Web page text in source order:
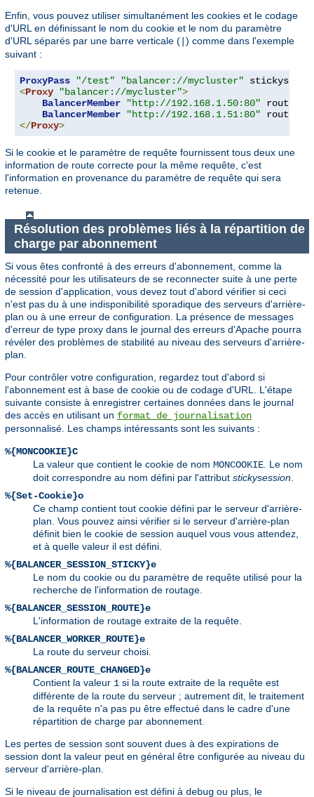
Enfin, vous pouvez utiliser simultanément les cookies et le codage
d'URL en définissant le nom du cookie et le nom du paramètre
d'URL séparés par une barre verticale ( ) comme dans l'exemple
suivant :
ProxyPass "/test" "balancer://mycluster"
<Proxy "balancer://mycluster">
BalancerMember
"http://192.168.1.50:80" route
BalancerMember
"http://192.168.1.51:80" route
</Proxy>
Si le cookie et le paramètre de requête fournissent tous deux une
information de route correcte pour la même requête, c'est
l'information en provenance du paramètre de requête qui sera
retenue.
Résolution des problèmes liés à la répartition de
charge par abonnement
Si vous êtes confronté à des erreurs d'abonnement, comme la
nécessité pour les utilisateurs de se reconnecter suite à une perte
de session d'application, vous devez tout d'abord vérifier si ceci
n'est pas du à une indisponibilité sporadique des serveurs d'arrière-
plan ou à une erreur de configuration. La présence de messages
d'erreur de type proxy dans le journal des erreurs d'Apache pourra
révéler des problèmes de stabilité au niveau des serveurs d'arrière-
plan.
Pour contrôler votre configuration, regardez tout d'abord si
l'abonnement est à base de cookie ou de codage d'URL. L'étape
suivante consiste à enregistrer certaines données dans le journal
des accès en utilisant un format de journalisation
personnalisé. Les champs intéressants sont les suivants :
%{MONCOOKIE}C
La valeur que contient le cookie de nom MONCOOKIE. Le nom
doit correspondre au nom défini par l'attribut stickysession.
%{Set-Cookie}o
Ce champ contient tout cookie défini par le serveur d'arrière-
plan. Vous pouvez ainsi vérifier si le serveur d'arrière-plan
définit bien le cookie de session auquel vous vous attendez,
et à quelle valeur il est défini.
%{BALANCER_SESSION_STICKY}e
Le nom du cookie ou du paramètre de requête utilisé pour la
recherche de l'information de routage.
%{BALANCER_SESSION_ROUTE}e
L'information de routage extraite de la requête.
%{BALANCER_WORKER_ROUTE}e
La route du serveur choisi.
%{BALANCER_ROUTE_CHANGED}e
Contient la valeur 1 si la route extraite de la requête est
différente de la route du serveur ; autrement dit, le traitement
de la requête n'a pas pu être effectué dans le cadre d'une
répartition de charge par abonnement.
Les pertes de session sont souvent dues à des expirations de
session dont la valeur peut en général être configurée au niveau du
serveur d'arrière-plan.
Si le niveau de journalisation est défini à debug ou plus, le